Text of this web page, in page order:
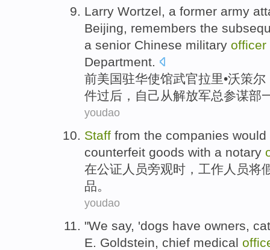
Larry Wortzel, a former army at
Beijing, remembers the
a senior Chinese military officer
Department.
前美国驻华使馆武官拉里•沃策
件过后，自己 从解放军总参谋部
youdao
Staff from the companies would
counterfeit goods with a notary
在公证 人员旁观时，工作人员将
品。
youdao
"We say, 'dogs have owners,
E. Goldstein, chief medical